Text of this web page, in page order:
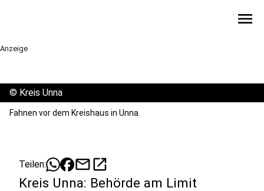
menu
Anzeige
© Kreis Unna
Fahnen vor dem Kreishaus in Unna.
Teilen: mailopen_in_new
Kreis Unna: Behörde am Limit